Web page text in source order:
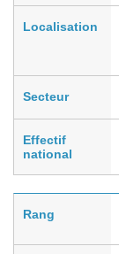
Localisation
Secteur
Effectif
national
Rang